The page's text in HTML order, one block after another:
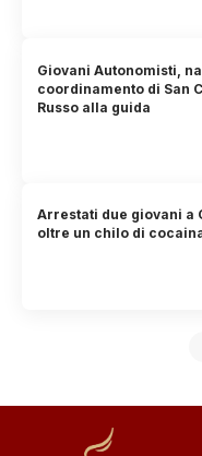
Giovani Autonomisti,
coordinamento di San
Russo alla guida
Arrestati due giovani a
oltre un chilo di